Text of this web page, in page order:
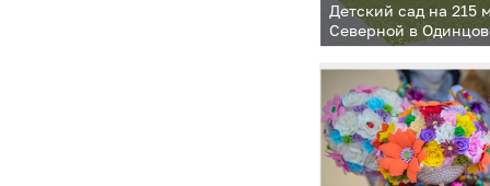
Детский сад на 215
Северной в